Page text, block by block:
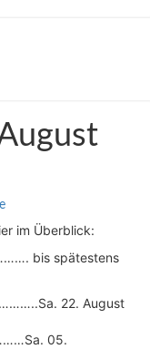
im Überblick:
bis spätestens
22. August
05.